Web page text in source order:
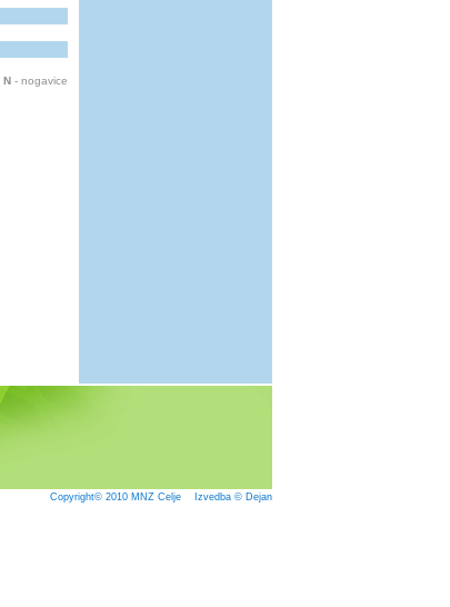
N - nogavice
Copyright© 2010 MNZ Celje Izvedba © Dejan